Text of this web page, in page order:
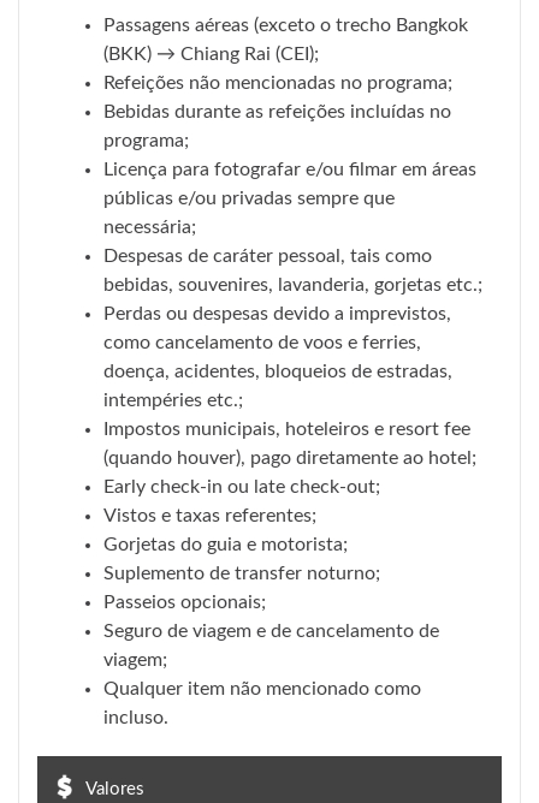
Passagens aéreas (exceto o trecho Bangkok
(BKK) → Chiang Rai (CEI);
Refeições não mencionadas no programa;
Bebidas durante as refeições incluídas no
programa;
Licença para fotografar e/ou filmar em áreas
públicas e/ou privadas sempre que
necessária;
Despesas de caráter pessoal, tais como
bebidas, souvenires, lavanderia, gorjetas etc.;
Perdas ou despesas devido a imprevistos,
como cancelamento de voos e ferries,
doença, acidentes, bloqueios de estradas,
intempéries etc.;
Impostos municipais, hoteleiros e resort fee
(quando houver), pago diretamente ao hotel;
Early check-in ou late check-out;
Vistos e taxas referentes;
Gorjetas do guia e motorista;
Suplemento de transfer noturno;
Passeios opcionais;
Seguro de viagem e de cancelamento de
viagem;
Qualquer item não mencionado como
incluso.
Valores